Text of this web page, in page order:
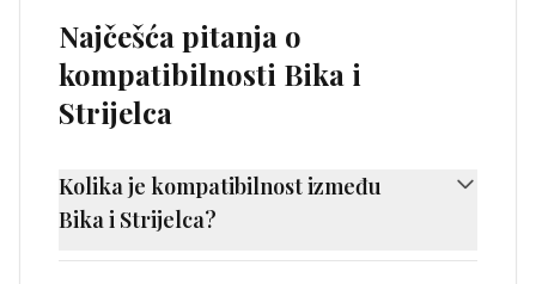
Najčešća pitanja o
kompatibilnosti Bika i
Strijelca
Kolika je kompatibilnost između
Bika i Strijelca?
Kompatibilnost između Bika i Strijelca iznosi